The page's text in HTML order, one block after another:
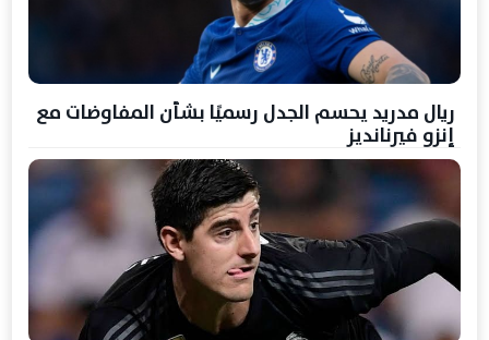
ريال مدريد يحسم الجدل رسميًا بشأن المفاوضات مع
إنزو فيرنانديز